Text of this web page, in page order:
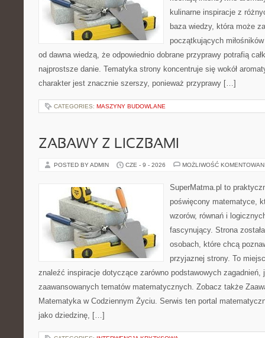
kulinarne inspiracje z
baza wiedzy, która może
początkujących
od dawna wiedzą, że odpowiednio dobrane przyprawy potrafią
najprostsze danie. Tematyka strony koncentruje się wokół
charakter jest znacznie szerszy, ponieważ przyprawy […]
CATEGORIES: MASZYNY BUDOWLANE
ZABAWY Z LICZBAMI
POSTED BY ADMIN CZE - 9 - 2026 MOŻLIWOŚĆ
SuperMatma.pl to
poświęcony matematyce,
wzorów, równań i
fascynujący. Strona
osobach, które chcą
przyjaznej strony. To
znaleźć inspiracje dotyczące zarówno podstawowych zagadnień,
zaawansowanych tematów matematycznych. Zobacz także
Matematyka w Codziennym Życiu. Serwis ten portal
jako dziedzinę, […]